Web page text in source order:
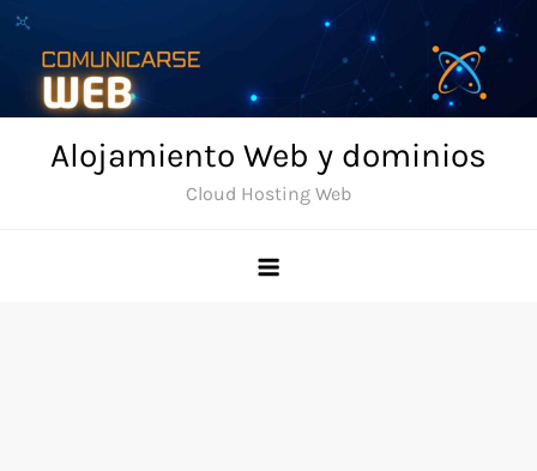
Skip
content
Alojamiento Web y dominios
Cloud Hosting Web